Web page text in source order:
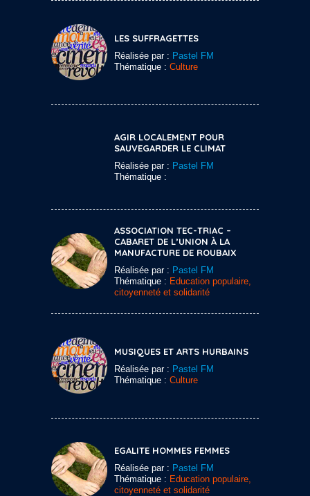
LES SUFFRAGETTES
Réalisée par : Pastel FM
Thématique : Culture
AGIR LOCALEMENT POUR
SAUVEGARDER LE CLIMAT
Réalisée par : Pastel FM
Thématique :
ASSOCIATION TEC-TRIAC –
CABARET DE L’UNION À LA
MANUFACTURE DE ROUBAIX
Réalisée par : Pastel FM
Thématique : Education populaire,
citoyenneté et solidarité
MUSIQUES ET ARTS HURBAINS
Réalisée par : Pastel FM
Thématique : Culture
EGALITE HOMMES FEMMES
Réalisée par : Pastel FM
Thématique : Education populaire,
citoyenneté et solidarité